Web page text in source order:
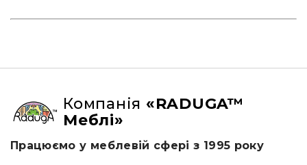
Компанія «RADUGA™
Меблі»
Працюємо у меблевій сфері з 1995 року